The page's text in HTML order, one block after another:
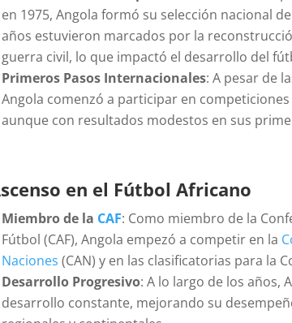
en 1975, Angola formó su selección nacional
años estuvieron marcados por la
guerra civil, lo que impactó el desarrollo del
Primeros Pasos Internacionales: A pesar de
Angola comenzó a participar en
aunque con resultados modestos en sus
en el Fútbol Africano
Miembro de la CAF: Como miembro de la
Fútbol (CAF), Angola empezó a competir en la
Naciones (CAN) y en las clasificatorias para la
Desarrollo Progresivo: A lo largo de los años,
desarrollo constante, mejorando su